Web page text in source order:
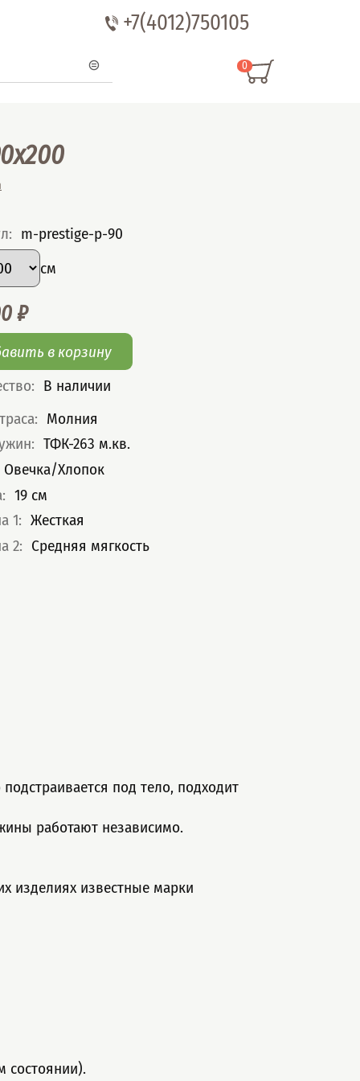
+7(4012)750105
0
: m-prestige-p-90
вариант
см
₽
: В наличии
: Молния
: ТФК-263 м.кв.
Овечка/Хлопок
: 19 см
1: Жесткая
2: Средняя мягкость
под тело, подходит
работают независимо.
изделиях известные марки
состоянии).